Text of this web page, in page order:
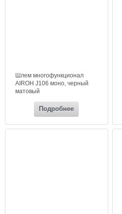
Шлем многофункционал
AIROH J106 моно, черный
матовый
Подробнее